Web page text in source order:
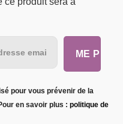
pour vous prévenir de la
en savoir plus : politique de